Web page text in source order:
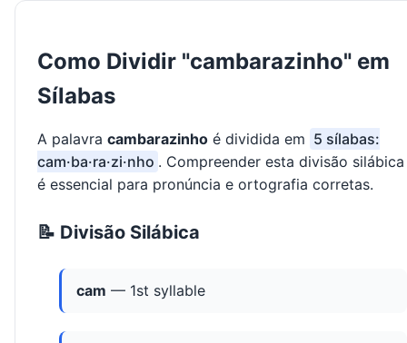
Como Dividir "cambarazinho" em
Sílabas
A palavra cambarazinho é dividida em 5 sílabas:
cam·ba·ra·zi·nho . Compreender esta divisão silábica
é essencial para pronúncia e ortografia corretas.
📝 Divisão Silábica
cam — 1st syllable